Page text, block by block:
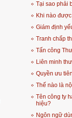
Tại sao phải
Khi nào
Giám định
Tranh chấp
Tấn công
Liên minh
Quyền ưu
Thế nào là
Tên công ty
hiệu?
Ngôn ngữ